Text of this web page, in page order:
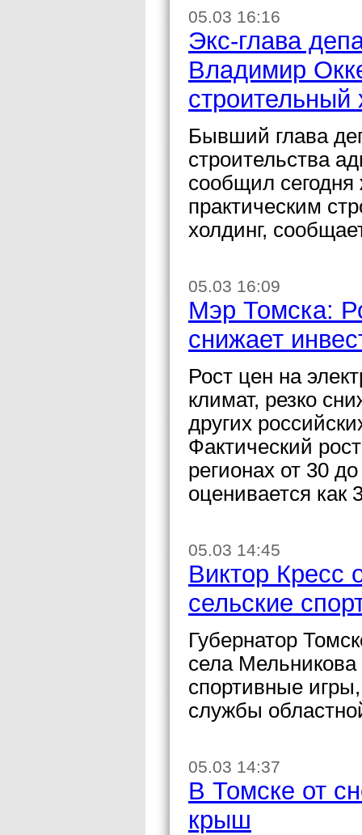
05.03 16:16
Экс-глава
Владимир
строительный
Бывший глава
строительства
сообщил сегодня
практическим
холдинг,
05.03 16:09
Мэр Томска:
снижает
Рост цен на
климат, резко
других
Фактический
регионах от 30
оценивается как
05.03 14:45
Виктор Кресс
сельские
Губернатор
села
спортивные
службы
05.03 14:37
В Томске от
крыш